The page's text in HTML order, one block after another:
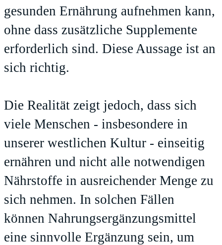
gesunden Ernährung aufnehmen kann,
ohne dass zusätzliche Supplemente
erforderlich sind. Diese Aussage ist an
sich richtig.
Die Realität zeigt jedoch, dass sich
viele Menschen - insbesondere in
unserer westlichen Kultur - einseitig
ernähren und nicht alle notwendigen
Nährstoffe in ausreichender Menge zu
sich nehmen. In solchen Fällen
können Nahrungsergänzungsmittel
eine sinnvolle Ergänzung sein, um